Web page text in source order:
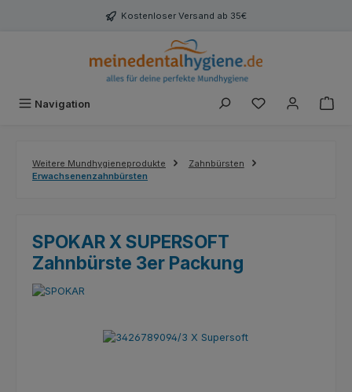
Zum Hauptinhalt springenKostenloser Versand ab 35€
Navigation Du hast 0
Weitere Mundhygieneprodukte
Zahnbürsten
Erwachsenenzahnbürsten
SPOKAR X SUPERSOFT
Zahnbürste 3er Packung
Bildergalerie überspringen